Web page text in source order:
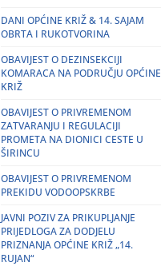
DANI OPĆINE KRIŽ & 14. SAJAM
OBRTA I RUKOTVORINA
OBAVIJEST O DEZINSEKCIJI
KOMARACA NA PODRUČJU OPĆINE
KRIŽ
OBAVIJEST O PRIVREMENOM
ZATVARANJU I REGULACIJI
PROMETA NA DIONICI CESTE U
ŠIRINCU
OBAVIJEST O PRIVREMENOM
PREKIDU VODOOPSKRBE
JAVNI POZIV ZA PRIKUPLJANJE
PRIJEDLOGA ZA DODJELU
PRIZNANJA OPĆINE KRIŽ „14.
RUJAN“